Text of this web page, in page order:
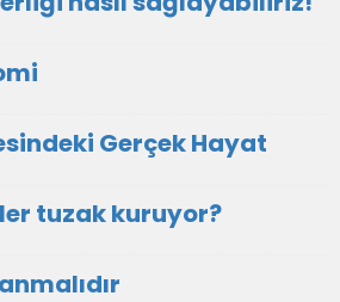
Gerçek Hayat
tuzak kuruyor?